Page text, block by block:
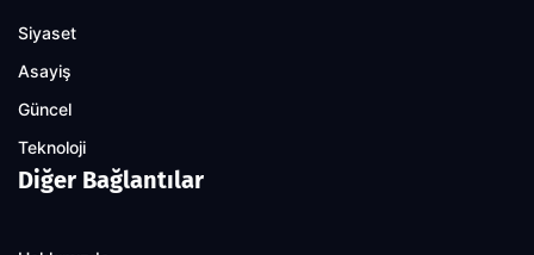
Siyaset
Asayiş
Güncel
Teknoloji
Diğer Bağlantılar